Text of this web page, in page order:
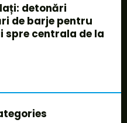
detonări
de barje pentru
centrala de la